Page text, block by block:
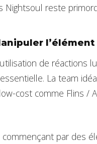
reste
l’élément
de réactions
La team
cost comme Flins /
par des